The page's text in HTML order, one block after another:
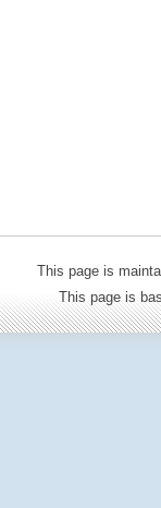
This page is
This page is